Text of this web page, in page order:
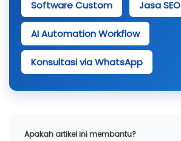
Software Custom Jasa SEO
AI Automation Workflow
Konsultasi via WhatsApp
Apakah artikel ini membantu?